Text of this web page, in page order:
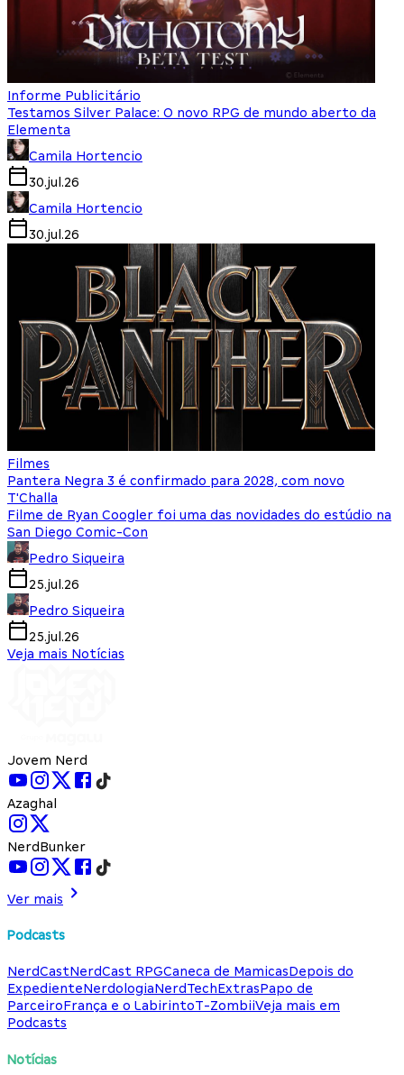
Informe Publicitário
Testamos Silver Palace: O novo RPG de mundo aberto da
Elementa
Camila Hortencio
30.jul.26
Camila Hortencio
30.jul.26
Filmes
Pantera Negra 3 é confirmado para 2028, com novo
T'Challa
Filme de Ryan Coogler foi uma das novidades do estúdio na
San Diego Comic-Con
Pedro Siqueira
25.jul.26
Pedro Siqueira
25.jul.26
Veja mais Notícias
Jovem Nerd
Azaghal
NerdBunker
Ver mais
Podcasts
NerdCastNerdCast RPGCaneca de MamicasDepois do
ExpedienteNerdologiaNerdTechExtrasPapo de
ParceiroFrança e o LabirintoT-ZombiiVeja mais em
Podcasts
Notícias